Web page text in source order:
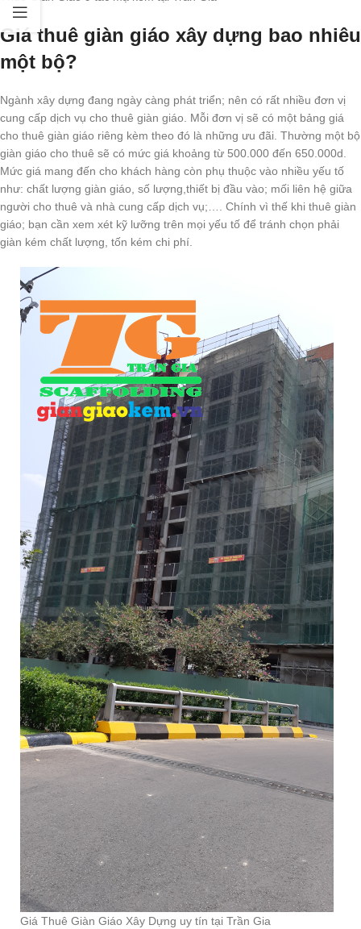
Giá thuê giàn giáo xây dựng bao nhiêu
một bộ?
Ngành xây dựng đang ngày càng phát triển; nên có rất nhiều đơn vị
cung cấp dịch vụ cho thuê giàn giáo. Mỗi đơn vị sẽ có một bảng giá
cho thuê giàn giáo riêng kèm theo đó là những ưu đãi. Thường một bộ
giàn giáo cho thuê sẽ có mức giá khoảng từ 500.000 đến 650.000d.
Mức giá mang đến cho khách hàng còn phụ thuộc vào nhiều yếu tố
như: chất lượng giàn giáo, số lượng,thiết bị đầu vào; mối liên hệ giữa
người cho thuê và nhà cung cấp dịch vụ;…. Chính vì thế khi thuê giàn
giáo; bạn cần xem xét kỹ lưỡng trên mọi yếu tố để tránh chọn phải
giàn kém chất lượng, tốn kém chi phí.
Giá Thuê Giàn Giáo Xây Dựng uy tín tại Trần Gia